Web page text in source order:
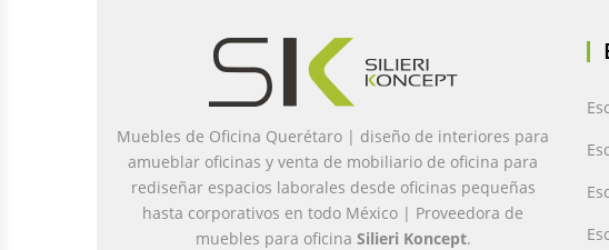
Muebles de Oficina Querétaro | diseño de interiores para
amueblar oficinas y venta de mobiliario de oficina para
rediseñar espacios laborales desde oficinas pequeñas
hasta corporativos en todo México | Proveedora de
muebles para oficina Silieri Koncept.